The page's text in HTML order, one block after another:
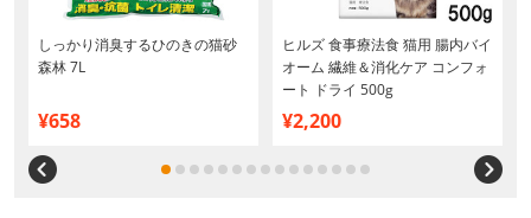
しっかり消臭するひのきの猫砂
森林 7L
¥658
ヒルズ 食事療法食 猫用 腸内バイ
オーム 繊維＆消化ケア コンフォ
ート ドライ 500g
¥2,200